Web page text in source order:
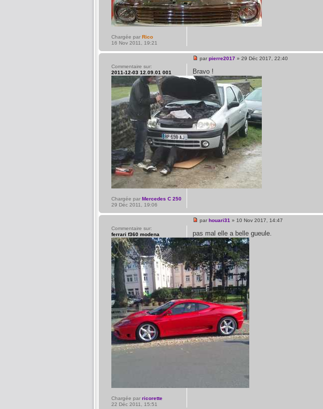
Chargée par Rico
16 Nov 2011, 19:21
par pierre2017» 29 Déc 2017, 22:40
Bravo !
Commentaire sur:
2011-12-03 12.09.01 001
Chargée par Mercedes C 250
29 Déc 2011, 19:06
par houari31 » 10 Nov 2017, 14:47
pas mal elle a belle gueule.
Commentaire sur:
ferrari f360 modena
Chargée par ricorette
22 Déc 2011, 15:51